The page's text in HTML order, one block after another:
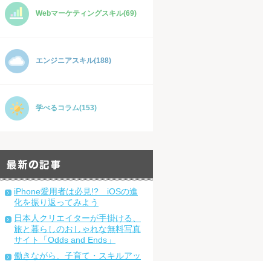
Webマーケティングスキル(69)
エンジニアスキル(188)
学べるコラム(153)
iPhone愛用者は必見!? iOSの進
化を振り返ってみよう
日本人クリエイターが手掛ける、
旅と暮らしのおしゃれな無料写真
サイト「Odds and Ends」
働きながら、子育て・スキルアッ